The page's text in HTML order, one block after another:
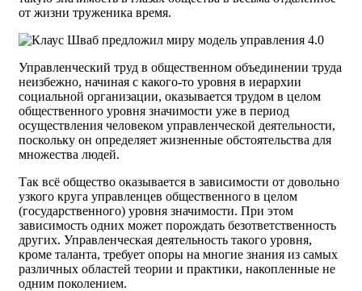
от жизни труженика время.
Управленческий труд в общественном объединении труда
неизбежно, начиная с какого-то уровня в иерархии
социальной организации, оказывается трудом в целом
общественного уровня значимости уже в период
осуществления человеком управленческой деятельности,
поскольку он определяет жизненные обстоятельства для
множества людей.
Так всё общество оказывается в зависимости от довольно
узкого круга управленцев общественного в целом
(государственного) уровня значимости. При этом
зависимость одних может порождать безответственность
других. Управленческая деятельность такого уровня,
кроме таланта, требует опоры на многие знания из самых
различных областей теории и практики, накопленные не
одним поколением.